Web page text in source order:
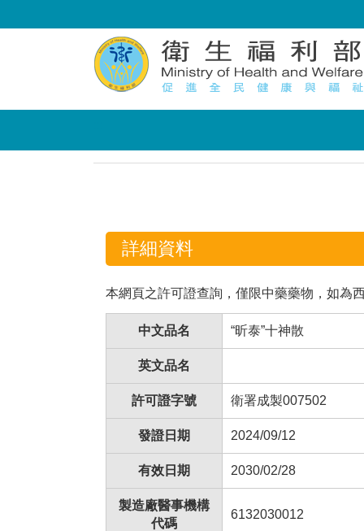
詳細資料
本網頁之許可證查詢，僅限中藥藥物，如為
中文品名 “昕泰”十神散
英文品名
許可證字號 衛署成製007502
發證日期 2024/09/12
有效日期 2030/02/28
製造廠醫事機構
代碼
6132030012